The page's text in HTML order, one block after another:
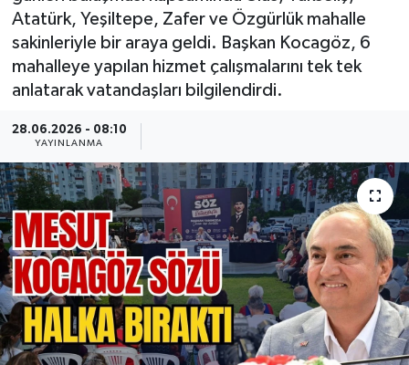
Atatürk, Yeşiltepe, Zafer ve Özgürlük mahalle
sakinleriyle bir araya geldi. Başkan Kocagöz, 6
mahalleye yapılan hizmet çalışmalarını tek tek
anlatarak vatandaşları bilgilendirdi.
28.06.2026 - 08:10
YAYINLANMA
Genel
Görüntülü Haber
Güncel
Kültür & Sanat
Magazin
Resmi İlan
Sağlık & Yaşam
Siyaset
Son Dakika Haberleri
Haber Arşivi